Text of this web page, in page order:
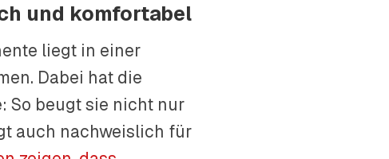
und komfortabel
liegt in einer
Dabei hat die
So beugt sie nicht nur
auch nachweislich für